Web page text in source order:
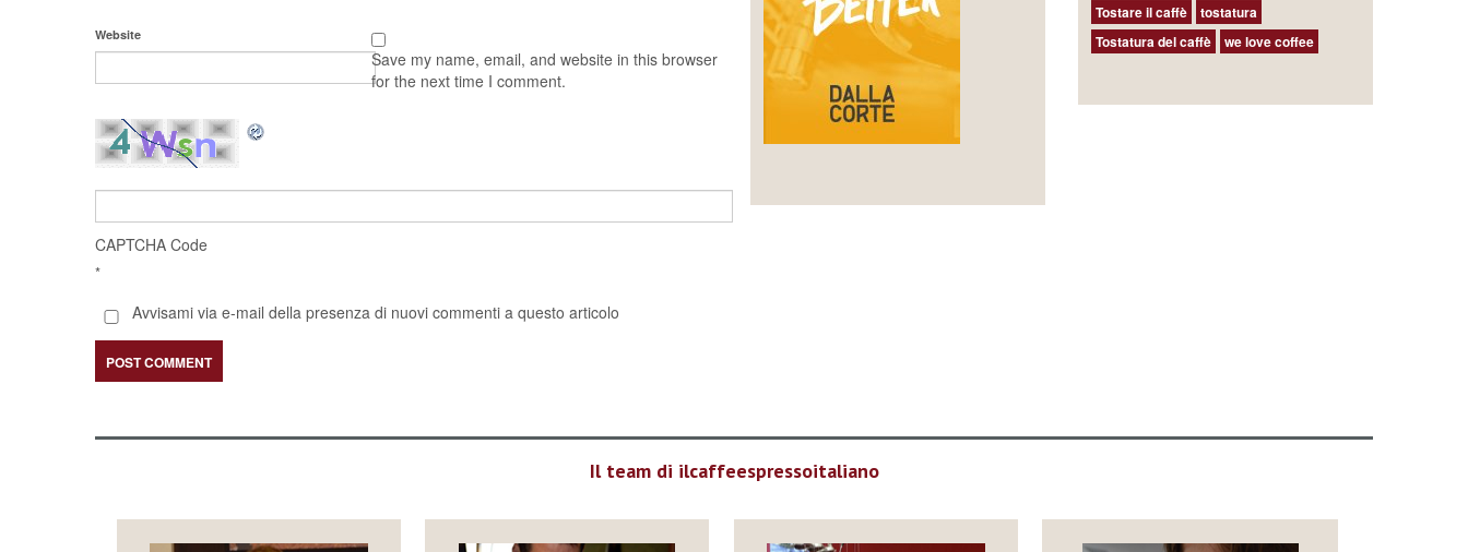
Website
Save my name, email, and website in this browser
for the next time I comment.
CAPTCHA Code
*
Avvisami via e-mail della presenza di nuovi commenti a questo articolo
Tostare il caffè
tostatura
Tostatura del caffè
we love coffee
Il team di ilcaffeespressoitaliano